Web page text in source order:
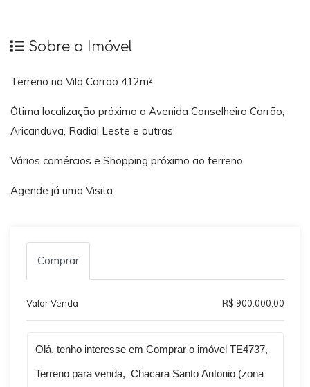
Sobre o Imóvel
Terreno na Vila Carrão 412m²
Ótima localização próximo a Avenida Conselheiro Carrão,
Aricanduva, Radial Leste e outras
Vários comércios e Shopping próximo ao terreno
Agende já uma Visita
Comprar
Valor Venda R$ 900.000,00